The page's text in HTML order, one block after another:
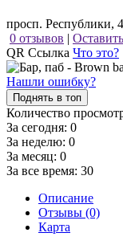
просп. Республики,
0 отзывов |
QR Ссылка Что это?
Нашли ошибку?
Поднять в топ
Количество
За сегодня: 0
За неделю: 0
За месяц: 0
За все время: 30
Описание
Отзывы (0)
Карта